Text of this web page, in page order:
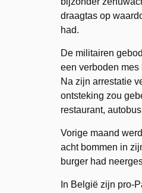
draagtas op
had.
De militairen
een verboden mes
Na zijn arrestatie
ontsteking zou
restaurant,
Vorige maand
acht bommen in
burger had
In België zijn pro-